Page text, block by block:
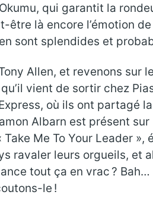
qui garantit la
être là encore l’émotion
sont splendides et
Allen, et revenons sur
vient de sortir chez
où ils ont partagé
Albarn est présent sur
Me To Your Leader
ravaler leurs orgueils, et
tout ça en vrac ?
le !